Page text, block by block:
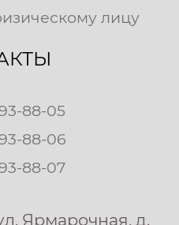
лицу
88-05
88-06
88-07
Ярмарочная, д.